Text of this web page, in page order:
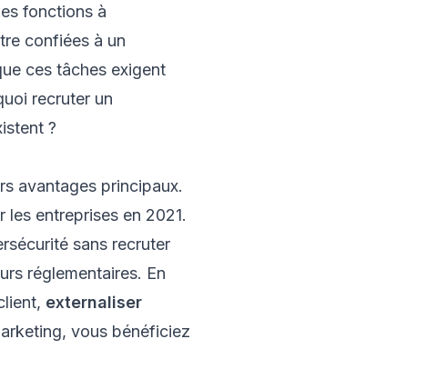
fonctions à
confiées à un
ces tâches exigent
recruter un
?
avantages principaux.
les entreprises en 2021.
sans recruter
réglementaires. En
externaliser
vous bénéficiez